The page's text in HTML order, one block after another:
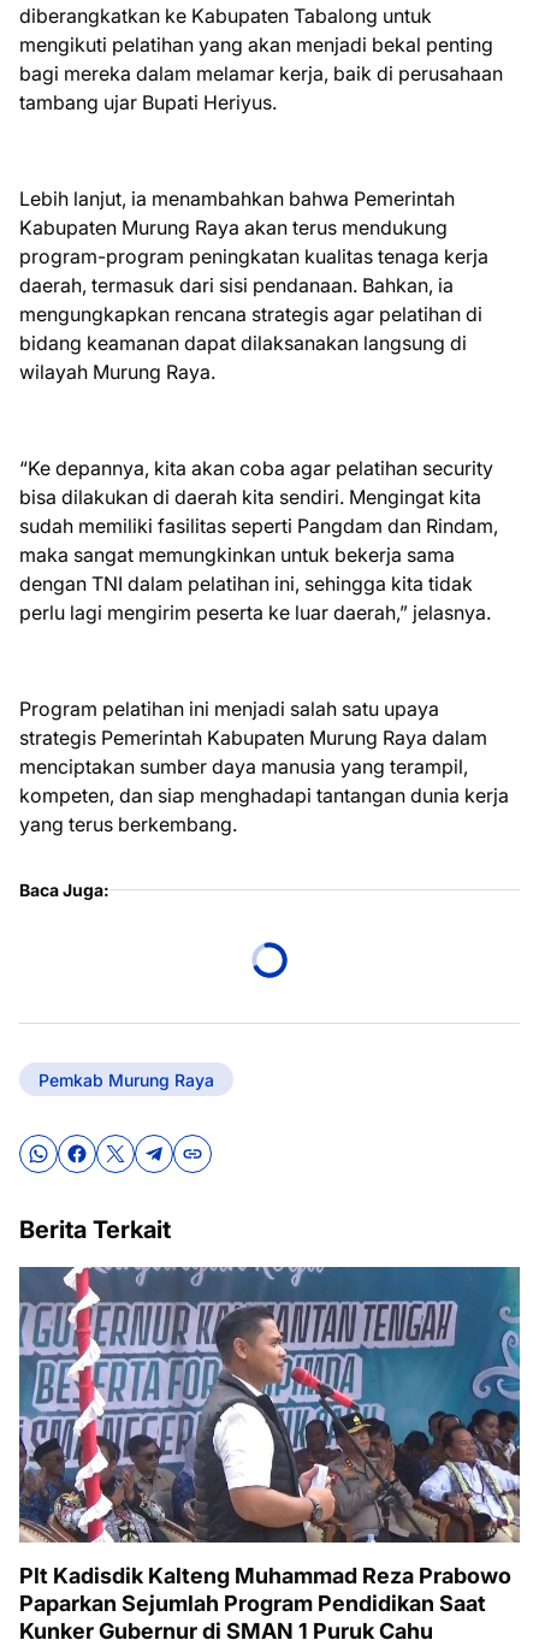
diberangkatkan ke Kabupaten Tabalong untuk
mengikuti pelatihan yang akan menjadi bekal penting
bagi mereka dalam melamar kerja, baik di perusahaan
tambang ujar Bupati Heriyus.
Lebih lanjut, ia menambahkan bahwa Pemerintah
Kabupaten Murung Raya akan terus mendukung
program-program peningkatan kualitas tenaga kerja
daerah, termasuk dari sisi pendanaan. Bahkan, ia
mengungkapkan rencana strategis agar pelatihan di
bidang keamanan dapat dilaksanakan langsung di
wilayah Murung Raya.
“Ke depannya, kita akan coba agar pelatihan security
bisa dilakukan di daerah kita sendiri. Mengingat kita
sudah memiliki fasilitas seperti Pangdam dan Rindam,
maka sangat memungkinkan untuk bekerja sama
dengan TNI dalam pelatihan ini, sehingga kita tidak
perlu lagi mengirim peserta ke luar daerah,” jelasnya.
Program pelatihan ini menjadi salah satu upaya
strategis Pemerintah Kabupaten Murung Raya dalam
menciptakan sumber daya manusia yang terampil,
kompeten, dan siap menghadapi tantangan dunia kerja
yang terus berkembang.
Baca Juga:
Pemkab Murung Raya
Berita Terkait
Plt Kadisdik Kalteng Muhammad Reza Prabowo
Paparkan Sejumlah Program Pendidikan Saat
Kunker Gubernur di SMAN 1 Puruk Cahu